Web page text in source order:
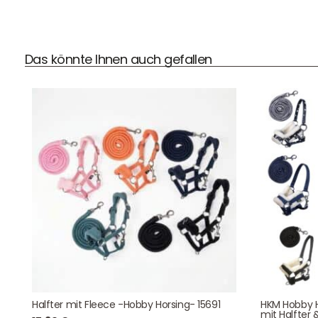
Das könnte Ihnen auch gefallen
Halfter mit Fleece -Hobby Horsing- 15691
HKM Hobby
mit Halfter
DHL Versand
Der Spielzeug – Handel aus Haan, wir versenden mit DHL.
Kontaktdaten
August-Macke-Weg 17,
42781 Haan